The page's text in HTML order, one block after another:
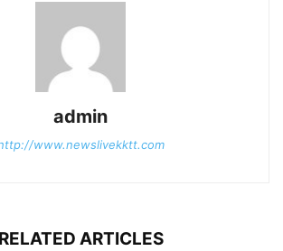
admin
www.newslivekktt.com
RELATED ARTICLES